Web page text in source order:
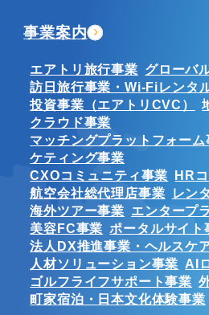
事業案内
エアトリ旅行事業 グローバ
訪日旅行事業・Wi-Fiレンタ
投資事業（エアトリCVC）
クラウド事業
マッチングプラットフォー
ケティング事業
CXOコミュニティ事業 HR
航空会社総代理店事業
レン
海外ツアー事業
エンタープ
美容FC事業 ポータルサイト
法人DX推進事業・ヘルスケ
人材ソリューション事業 AI
ゴルフライフサポート事業
町家宿泊・日本文化体験事業